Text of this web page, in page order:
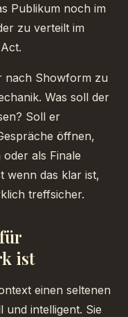
Publikum noch im
zu verteilt im
nach Showform zu
Was soll der
Soll er
öffnen,
als Finale
wenn das klar ist,
treffsicher.
ist
einen seltenen
und intelligent. Sie